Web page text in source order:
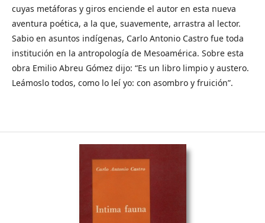
cuyas metáforas y giros enciende el autor en esta nueva
aventura poética, a la que, suavemente, arrastra al lector.
Sabio en asuntos indígenas, Carlo Antonio Castro fue toda
institución en la antropología de Mesoamérica. Sobre esta
obra Emilio Abreu Gómez dijo: “Es un libro limpio y austero.
Leámoslo todos, como lo leí yo: con asombro y fruición”.